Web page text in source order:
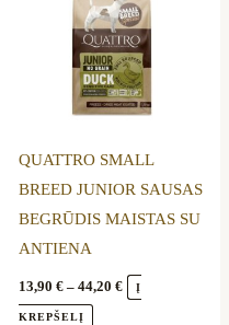
QUATTRO SMALL
BREED JUNIOR SAUSAS
BEGRŪDIS MAISTAS SU
ANTIENA
13,90 € – 44,20 € Į
KREPŠELĮ
variants.
The
options
may
chosen
on
the
page